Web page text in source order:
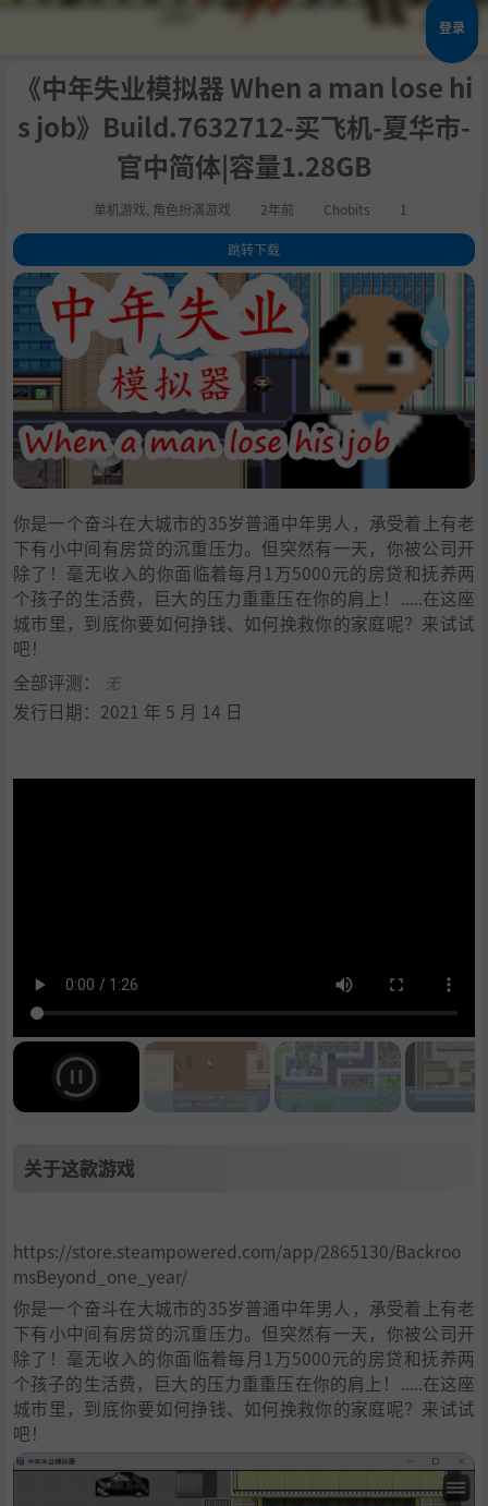
登录
《中年失业模拟器 When a man lose hi
s job》Build.7632712-买飞机-夏华市-
官中简体|容量1.28GB
单机游戏 角色扮演游戏 2年前 Chobits 1
跳转下载
1.关于这款游戏
2.
系统需求
支持作者
4.学习版下载
你是一个奋斗在大城市的35岁普通中年男人，承受着上有老
下有小中间有房贷的沉重压力。但突然有一天，你被公司开
除了！毫无收入的你面临着每月1万5000元的房贷和抚养两
个孩子的生活费，巨大的压力重重压在你的肩上！.....在这座
城市里，到底你要如何挣钱、如何挽救你的家庭呢？来试试
吧！
全部评测：
无
发行日期：2021 年 5 月 14 日
关于这款游戏
https://store.steampowered.com/app/2865130/Backroo
msBeyond_one_year/
你是一个奋斗在大城市的35岁普通中年男人，承受着上有老
下有小中间有房贷的沉重压力。但突然有一天，你被公司开
除了！毫无收入的你面临着每月1万5000元的房贷和抚养两
个孩子的生活费，巨大的压力重重压在你的肩上！.....在这座
城市里，到底你要如何挣钱、如何挽救你的家庭呢？来试试
吧！